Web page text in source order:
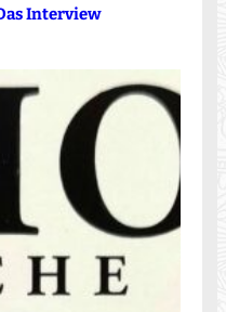
Interview